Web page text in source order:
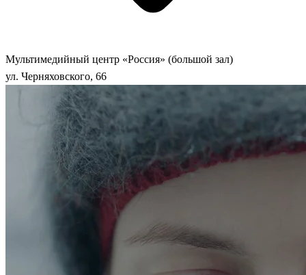
Мультимедийный центр «Россия» (большой зал)
ул. Черняховского, 66